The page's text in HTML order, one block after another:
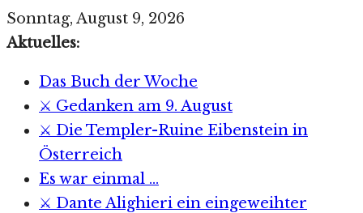
Zum
Inhalt
Sonntag, August 9, 2026
Aktuelles:
Das Buch der Woche
⚔️ Gedanken am 9. August
⚔️ Die Templer-Ruine Eibenstein in
Österreich
Es war einmal …
⚔️ Dante Alighieri ein eingeweihter